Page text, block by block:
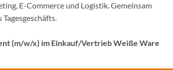
E-Commerce und Logistik. Gemeinsam
(m/w/x) im Einkauf/Vertrieb Weiße Ware